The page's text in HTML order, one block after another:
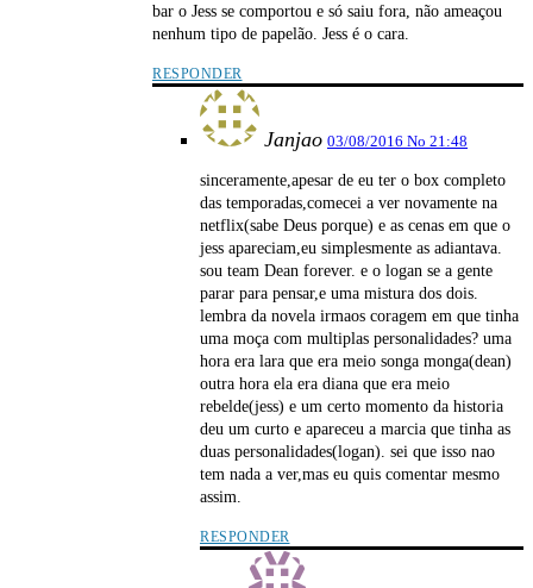
bar o Jess se comportou e só saiu fora, não ameaçou
nenhum tipo de papelão. Jess é o cara.
RESPONDER
Janjao 03/08/2016 No 21:48
sinceramente,apesar de eu ter o box completo
das temporadas,comecei a ver novamente na
netflix(sabe Deus porque) e as cenas em que o
jess apareciam,eu simplesmente as adiantava.
sou team Dean forever. e o logan se a gente
parar para pensar,e uma mistura dos dois.
lembra da novela irmaos coragem em que tinha
uma moça com multiplas personalidades? uma
hora era lara que era meio songa monga(dean)
outra hora ela era diana que era meio
rebelde(jess) e um certo momento da historia
deu um curto e apareceu a marcia que tinha as
duas personalidades(logan). sei que isso nao
tem nada a ver,mas eu quis comentar mesmo
assim.
RESPONDER